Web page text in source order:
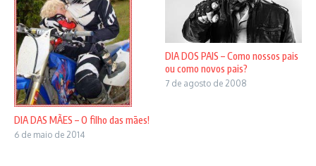
DIA DAS MÃES – O filho das mães!
6 de maio de 2014
DIA DOS PAIS – Como nossos pais
ou como novos pais?
7 de agosto de 2008